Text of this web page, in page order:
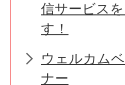
信サービス
す！
ウェルカム
ナー